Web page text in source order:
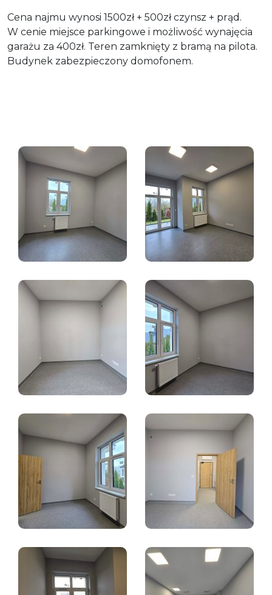
Cena najmu wynosi 1500zł + 500zł czynsz + prąd.
W cenie miejsce parkingowe i możliwość wynajęcia
garażu za 400zł. Teren zamknięty z bramą na pilota.
Budynek zabezpieczony domofonem.